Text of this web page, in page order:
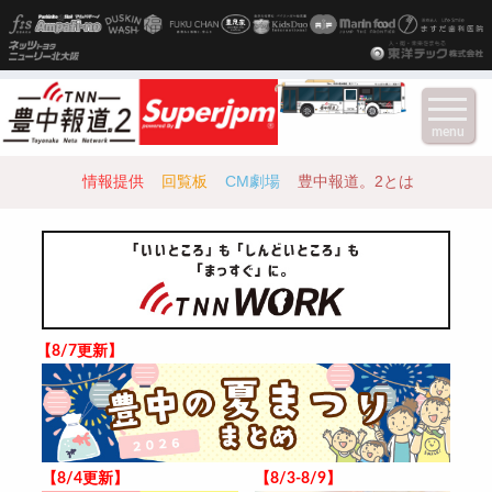
情報提供 回覧板 CM劇場 豊中報道。2とは
【8/7更新】
【8/4更新】 【8/3-8/9】
menu